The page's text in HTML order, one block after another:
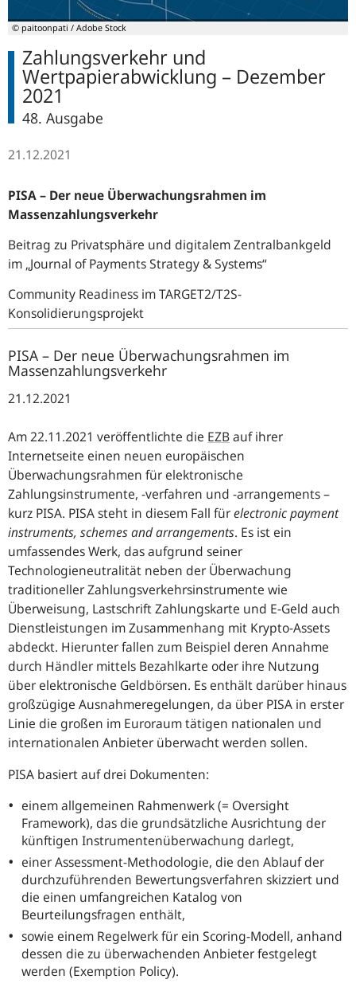
© paitoonpati / Adobe Stock
Zahlungsverkehr und
Wertpapierabwicklung – Dezember
2021
48. Ausgabe
21.12.2021
PISA – Der neue Überwachungsrahmen im
Massenzahlungsverkehr
Beitrag zu Privatsphäre und digitalem Zentralbankgeld
im „Journal of Payments Strategy & Systems“
Community Readiness im TARGET2/T2S-
Konsolidierungsprojekt
PISA – Der neue Überwachungsrahmen im
Massenzahlungsverkehr
21.12.2021
Am 22.11.2021 veröffentlichte die EZBauf ihrer
Internetseite einen neuen europäischen
Überwachungsrahmen für elektronische
Zahlungsinstrumente, -verfahren und -arrangements –
kurz PISA. PISA steht in diesem Fall fürelectronic payment
instruments, schemes and arrangements. Es ist ein
umfassendes Werk, das aufgrund seiner
Technologieneutralität neben der Überwachung
traditioneller Zahlungsverkehrsinstrumente wie
Überweisung, Lastschrift Zahlungskarte und E-Geld auch
Dienstleistungen im Zusammenhang mit Krypto-Assets
abdeckt. Hierunter fallen zum Beispiel deren Annahme
durch Händler mittels Bezahlkarte oder ihre Nutzung
über elektronische Geldbörsen. Es enthält darüber hinaus
großzügige Ausnahmeregelungen, da über PISA in erster
Linie die großen im Euroraum tätigen nationalen und
internationalen Anbieter überwacht werden sollen.
PISA basiert auf drei Dokumenten:
einem allgemeinen Rahmenwerk (= Oversight
Framework), das die grundsätzliche Ausrichtung der
künftigen Instrumentenüberwachung darlegt,
einer Assessment-Methodologie, die den Ablauf der
durchzuführenden Bewertungsverfahren skizziert und
die einen umfangreichen Katalog von
Beurteilungsfragen enthält,
sowie einem Regelwerk für ein Scoring-Modell, anhand
dessen die zu überwachenden Anbieter festgelegt
werden (Exemption Policy).